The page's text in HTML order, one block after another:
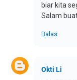
biar kita
Salam
Balas
Okti Li